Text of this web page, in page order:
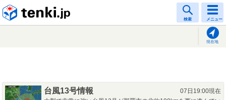
検索 メニュー
現在地
台風13号情報
07日19:00現在